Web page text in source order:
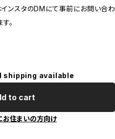
ンスタのDMにて事前にお問い合わ
。
shipping available
to cart
お住まいの方向け